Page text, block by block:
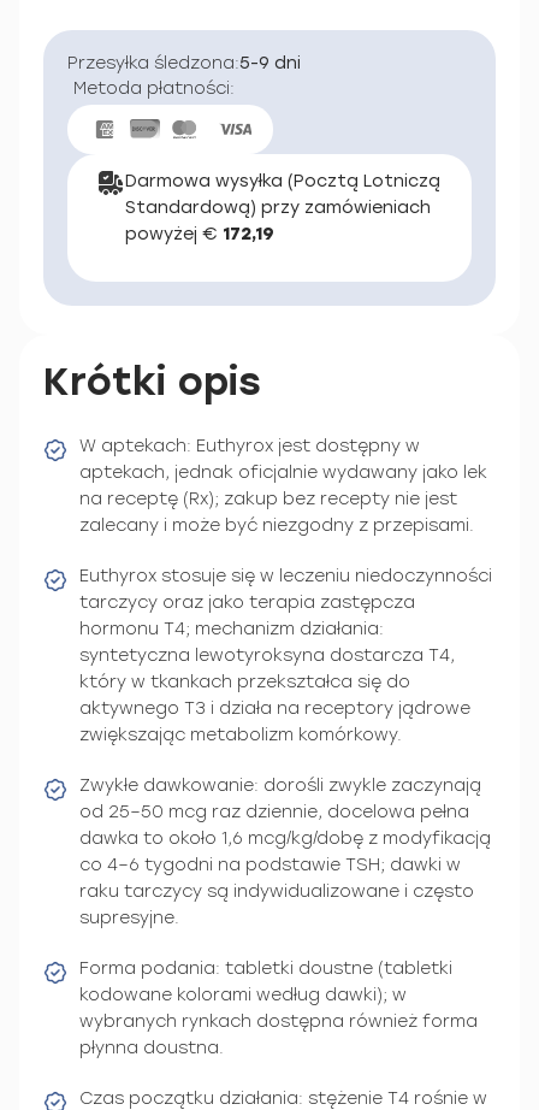
Przesyłka śledzona:5-9 dni
Metoda płatności:
Darmowa wysyłka (Pocztą Lotniczą
Standardową) przy zamówieniach
powyżej € 172,19
Krótki opis
W aptekach: Euthyrox jest dostępny w
aptekach, jednak oficjalnie wydawany jako lek
na receptę (Rx); zakup bez recepty nie jest
zalecany i może być niezgodny z przepisami.
Euthyrox stosuje się w leczeniu niedoczynności
tarczycy oraz jako terapia zastępcza
hormonu T4; mechanizm działania:
syntetyczna lewotyroksyna dostarcza T4,
który w tkankach przekształca się do
aktywnego T3 i działa na receptory jądrowe
zwiększając metabolizm komórkowy.
Zwykłe dawkowanie: dorośli zwykle zaczynają
od 25–50 mcg raz dziennie, docelowa pełna
dawka to około 1,6 mcg/kg/dobę z modyfikacją
co 4–6 tygodni na podstawie TSH; dawki w
raku tarczycy są indywidualizowane i często
supresyjne.
Forma podania: tabletki doustne (tabletki
kodowane kolorami według dawki); w
wybranych rynkach dostępna również forma
płynna doustna.
Czas początku działania: stężenie T4 rośnie w